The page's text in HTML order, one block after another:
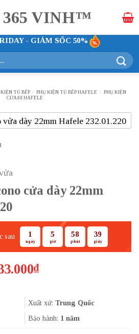
- GIẢM SỐC 50%
KIỆN TỦ BẾP / PHỤ KIỆN TỦ BẾP HAFELE / PHỤ KIỆN
CỬA ĐI HAFELE
cửa dày 22mm
sau 1
ngày
5
giờ
58
phút
38
giây
44.000₫.
₫Giá
là:
33.000₫.
Xuất xứ: Trung Quốc
Bảo hành: 1 năm